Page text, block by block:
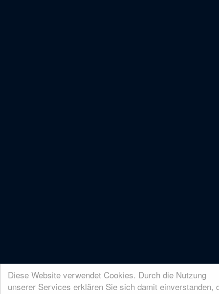
Diese Website verwendet Cookies. Durch die Nutzung
unserer Services erklären Sie sich damit einverstanden,